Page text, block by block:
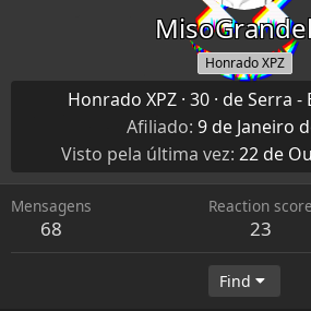
Honrado XPZ
Honrado XPZ · 30 · de Serra -
Afiliado 9 de Janeiro
Visto pela última vez 22 de
Mensagens
68
Reaction score
23
Find